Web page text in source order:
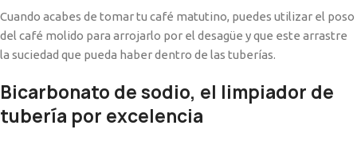
Cuando acabes de tomar tu café matutino, puedes utilizar el poso
del café molido para arrojarlo por el desagüe y que este arrastre
la suciedad que pueda haber dentro de las tuberías.
Bicarbonato de sodio, el limpiador de
tubería por excelencia